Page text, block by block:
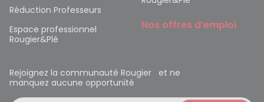
Réduction Professeurs
Espace professionnel
Rougier&Plé
Nos offres d’emploi
Rejoignez la communauté Rougier et ne
manquez aucune opportunité